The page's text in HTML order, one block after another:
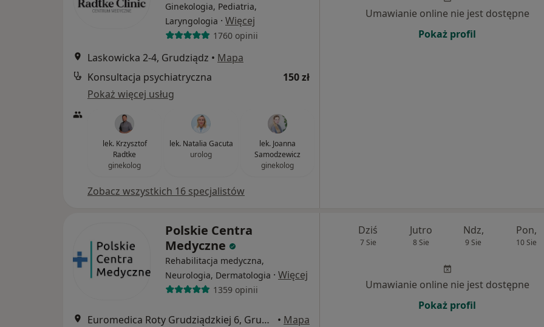
Ginekologia, Pediatria,
Laryngologia · Więcej
1760 opinii
Laskowicka 2-4, Grudziądz • Mapa
Konsultacja psychiatryczna
150 zł
Pokaż więcej usług
lek. Krzysztof
Radtke
ginekolog
lek. Natalia Gacuta
urolog
lek. Joanna
Samodzewicz
ginekolog
Zobacz wszystkich 16 specjalistów
Umawianie online nie jest dostępne
Pokaż profil
Polskie Centra
Medyczne
Rehabilitacja medyczna,
Neurologia, Dermatologia · Więcej
1359 opinii
Euromedica Roty Grudziądzkiej 6, Grudziądz • Mapa
Dziś
7 Sie
Jutro
8 Sie
Ndz,
9 Sie
Pon,
10 Sie
Umawianie online nie jest dostępne
Pokaż profil